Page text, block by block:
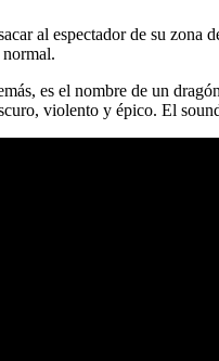
al espectador de su
es el nombre de un
violento y épico. El